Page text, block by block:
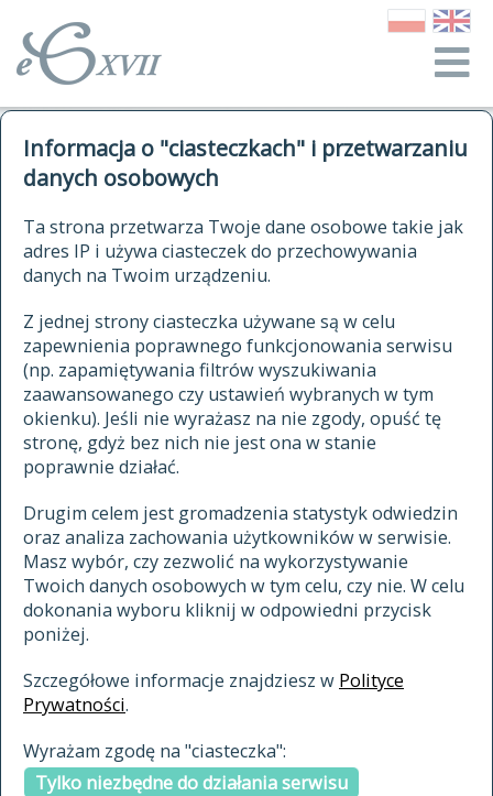
Informacja o "ciasteczkach" i przetwarzaniu
danych osobowych
Ta strona przetwarza Twoje dane osobowe takie jak
adres IP i używa ciasteczek do przechowywania
danych na Twoim urządzeniu.
Z jednej strony ciasteczka używane są w celu
zapewnienia poprawnego funkcjonowania serwisu
(np. zapamiętywania filtrów wyszukiwania
zaawansowanego czy ustawień wybranych w tym
okienku). Jeśli nie wyrażasz na nie zgody, opuść tę
stronę, gdyż bez nich nie jest ona w stanie
poprawnie działać.
Drugim celem jest gromadzenia statystyk odwiedzin
oraz analiza zachowania użytkowników w serwisie.
Masz wybór, czy zezwolić na wykorzystywanie
Twoich danych osobowych w tym celu, czy nie. W celu
dokonania wyboru kliknij w odpowiedni przycisk
poniżej.
Szczegółowe informacje znajdziesz w Polityce
Prywatności.
Wyrażam zgodę na "ciasteczka":
Tylko niezbędne do działania serwisu
autorzy Słownika
historia
publikacje
źródła
autorzy tekstów źródłowych
zasady opracowania
statystyki
najnowsze hasła
ostatnio zmodyfikowane hasła
materiały archiwalne
cytowanie
kontakt
kwerendy
jak cytować Słownik
ELEKTRONICZNY SŁOWNIK
JĘZYKA POLSKIEGO
XVII I XVIII WIEKU
znajdź hasła
zaczynające się od
indeksie